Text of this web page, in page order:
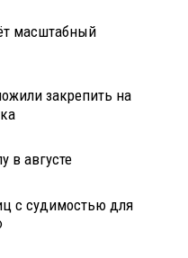
масштабный
закрепить на
в августе
с судимостью для